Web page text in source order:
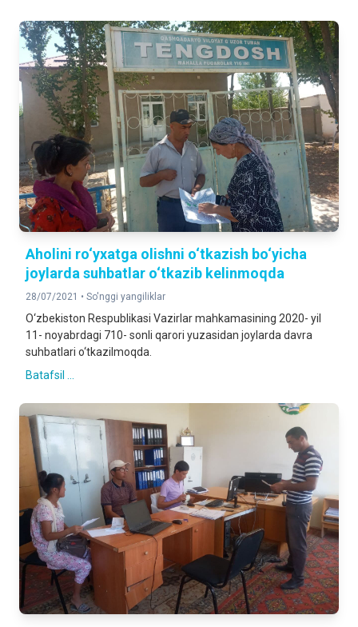
Aholini ro‘yxatga olishni o‘tkazish bo‘yicha
joylarda suhbatlar o‘tkazib kelinmoqda
28/07/2021 • So'nggi yangiliklar
O‘zbekiston Respublikasi Vazirlar mahkamasining 2020- yil
11- noyabrdagi 710- sonli qarori yuzasidan joylarda davra
suhbatlari o‘tkazilmoqda.
Batafsil ...